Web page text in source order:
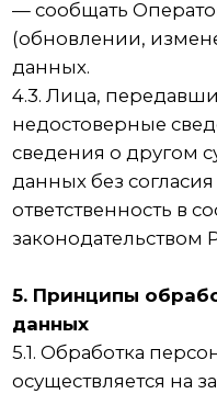
которому является субъект
данных, а также для
инициативе субъекта
или договора, по которому
персональных данных будет
7.5. Обработка персональных
необходима для
законных интересов
лиц либо для достижения
значимых целей при
нарушаются права и свободы
данных, доступ
персональных данных либо
(далее — общедоступные
данные).